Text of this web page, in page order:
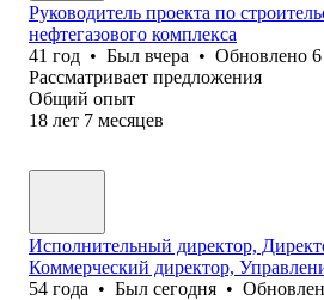
Руководитель проекта по
нефтегазового комплекса
41 год • Был вчера • Обновлено 6
Рассматривает предложения
Общий опыт
18 лет 7 месяцев
Исполнительный директор,
Коммерческий директор,
54 года • Был сегодня •